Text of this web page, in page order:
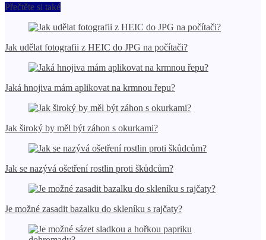
Přečtěte si také
Jak udělat fotografii z HEIC do JPG na počítači?
Jaká hnojiva mám aplikovat na krmnou řepu?
Jak široký by měl být záhon s okurkami?
Jak se nazývá ošetření rostlin proti škůdcům?
Je možné zasadit bazalku do skleníku s rajčaty?